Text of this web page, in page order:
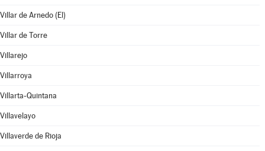
Villar de Arnedo (El)
Villar de Torre
Villarejo
Villarroya
Villarta-Quintana
Villavelayo
Villaverde de Rioja